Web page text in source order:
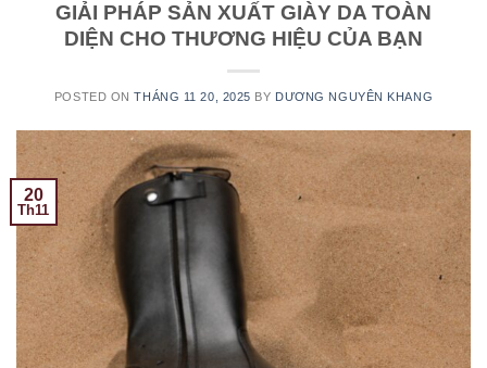
GIẢI PHÁP SẢN XUẤT GIÀY DA TOÀN
DIỆN CHO THƯƠNG HIỆU CỦA BẠN
POSTED ONTHÁNG 11 20, 2025 BY DƯƠNG NGUYÊN KHANG
20
Th11